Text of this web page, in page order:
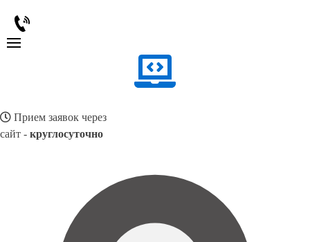
Прием заявок через
сайт - круглосуточно